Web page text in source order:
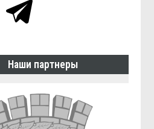
Наши партнеры